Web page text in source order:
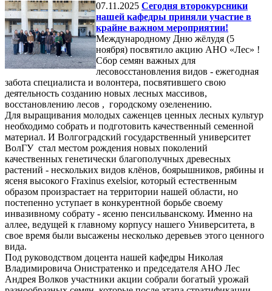
07.11.2025 Сегодня второкурсники
нашей кафедры приняли участие в
крайне важном мероприятии!
Международному Дню жёлудя (5
ноября) посвятило акцию АНО «Лес» !
Сбор семян важных для
лесовосстановления видов - ежегодная
забота специалиста и волонтера, посвятившего свою
деятельность созданию новых лесных массивов,
восстановлению лесов , городскому озеленению.
Для выращивания молодых саженцев ценных лесных культур
необходимо собрать и подготовить качественный семенной
материал. И Волгоградский государственный университет
ВолГУ стал местом рождения новых поколений
качественных генетически благополучных древесных
растений - нескольких видов клёнов, боярышников, рябины и
ясеня высокого Fraxinus exelsior, который естественным
образом произрастает на территории нашей области, но
постепенно уступает в конкурентной борьбе своему
инвазивному собрату - ясеню пенсильванскому. Именно на
аллее, ведущей к главному корпусу нашего Университета, в
свое время были высажены несколько деревьев этого ценного
вида.
Под руководством доцента нашей кафедры Николая
Владимировича Онистратенко и председателя АНО Лес
Андрея Волков участники акции собрали богатый урожай